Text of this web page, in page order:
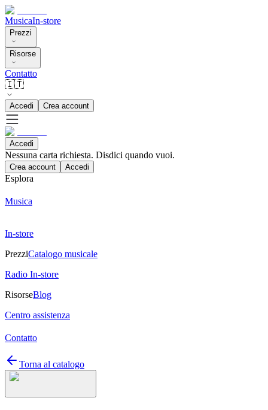
MusicaIn-store
Prezzi
Risorse
Contatto
🇮🇹
Accedi Crea account
Accedi
Nessuna carta richiesta. Disdici quando vuoi.
Crea account Accedi
Esplora
Musica
In-store
PrezziCatalogo musicale
Radio In-store
RisorseBlog
Centro assistenza
Contatto
Torna al catalogo